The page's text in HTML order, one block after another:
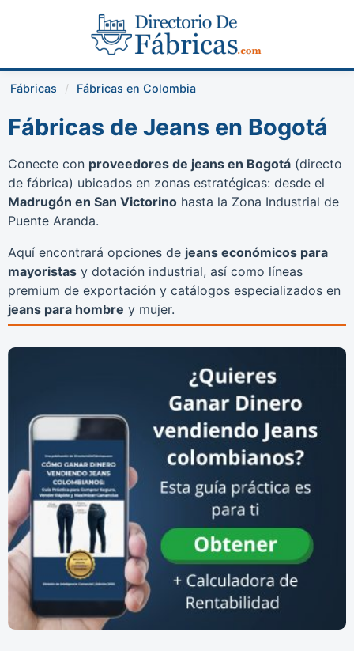
Fábricas Fábricas en Colombia
Fábricas de Jeans en Bogotá
Conecte con proveedores de jeans en Bogotá (directo
de fábrica) ubicados en zonas estratégicas: desde el
Madrugón en San Victorino hasta la Zona Industrial de
Puente Aranda.
Aquí encontrará opciones de jeans económicos para
mayoristas y dotación industrial, así como líneas
premium de exportación y catálogos especializados en
jeans para hombre y mujer.